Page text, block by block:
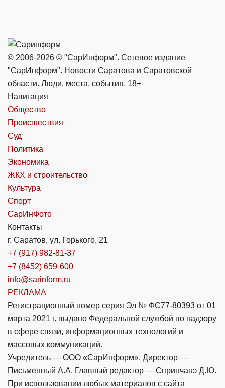
© 2006-2026 © "СарИнформ". Сетевое издание
"СарИнформ". Новости Саратова и Саратовской
области. Люди, места, события. 18+
Навигация
Общество
Происшествия
Суд
Политика
Экономика
ЖКХ и строительство
Культура
Спорт
СарИнФото
Контакты
г. Саратов, ул. Горького, 21
+7 (917) 982-81-37
+7 (8452) 659-600
info@sarinform.ru
РЕКЛАМА
Регистрационный номер серия Эл № ФС77-80393 от 01
марта 2021 г. выдано Федеральной службой по надзору
в сфере связи, информационных технологий и
массовых коммуникаций.
Учредитель — ООО «СарИнформ». Директор —
Письменный А.А. Главный редактор — Спринчанэ Д.Ю.
При использовании любых материалов с сайта